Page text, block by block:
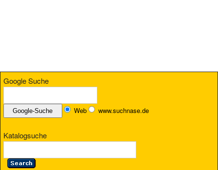
Google Suche
Web www.suchnase.de
Katalogsuche